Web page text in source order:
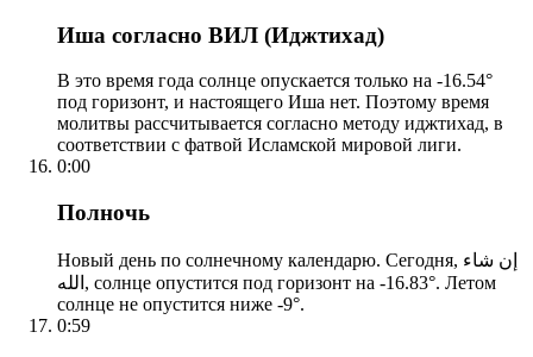
Иша согласно ВИЛ (Иджтихад)
В это время года солнце опускается только на -16.54°
под горизонт, и настоящего Иша нет. Поэтому время
молитвы рассчитывается согласно методу иджтихад, в
соответствии с фатвой Исламской мировой лиги.
0:00
Полночь
Новый день по солнечному календарю. Сегодня, إن شاء
الله, солнце опустится под горизонт на -16.83°. Летом
солнце не опустится ниже -9°.
0:59